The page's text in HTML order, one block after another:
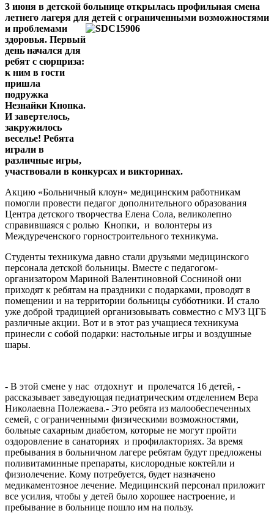
3 июня в детской больнице открылась профильная смена
летнего лагеря для детей с ограниченными возможностями
и проблемами
здоровья. Первый
день начался для
ребят с сюрприза:
к ним в гости
пришла
подружка
Незнайки Кнопка.
И завертелось,
закружилось
веселье! Ребята
играли в
различные игры,
участвовали в конкурсах и викторинах.
Акцию «Больничный клоун» медицинским работникам
помогли провести педагог дополнительного образования
Центра детского творчества Елена Сола, великолепно
справившаяся с ролью Кнопки, и волонтеры из
Междуреченского горностроительного техникума.
Студенты техникума давно стали друзьями медицинского
персонала детской больницы. Вместе с педагогом-
организатором Мариной Валентиновной Сосниной они
приходят к ребятам на праздники с подарками, проводят в
помещении и на территории больницы субботники. И стало
уже доброй традицией организовывать совместно с МУЗ ЦГБ
различные акции. Вот и в этот раз учащиеся техникума
принесли с собой подарки: настольные игры и воздушные
шары.
- В этой смене у нас отдохнут и пролечатся 16 детей, -
рассказывает заведующая педиатрическим отделением Вера
Николаевна Полежаева.- Это ребята из малообеспеченных
семей, с ограниченными физическими возможностями,
больные сахарным диабетом, которые не могут пройти
оздоровление в санаториях и профилакториях. За время
пребывания в больничном лагере ребятам будут предложены
поливитаминные препараты, кислородные коктейли и
физиолечение. Кому потребуется, будет назначено
медикаментозное лечение. Медицинский персонал приложит
все усилия, чтобы у детей было хорошее настроение, и
пребывание в больнице пошло им на пользу.